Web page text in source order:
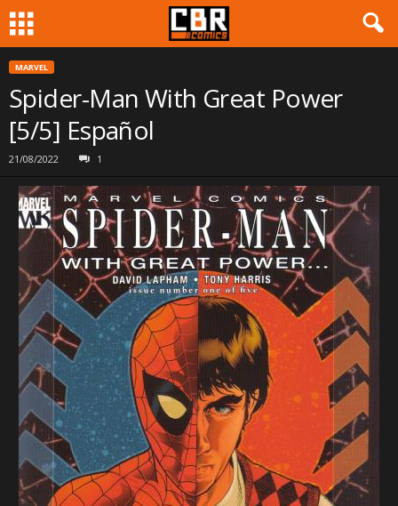
MARVEL
Spider-Man With Great Power
[5/5] Español
21/08/2022 1